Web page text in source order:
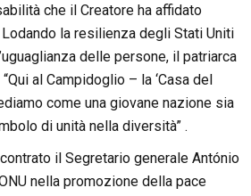
che il Creatore ha affidato
Lodando la resilienza degli Stati Uniti
delle persone, il patriarca
al Campidoglio – la ‘Casa del
come una giovane nazione sia
di unità nella diversità” .
il Segretario generale António
nella promozione della pace